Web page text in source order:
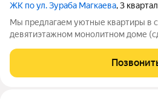
ЖК по ул. Зураба Магкаева, 3
Мы предлагаем уютные квартиры в
девятиэтажном монолитном доме
тихом и комфортном месте.
вас будет шанс самостоятельно